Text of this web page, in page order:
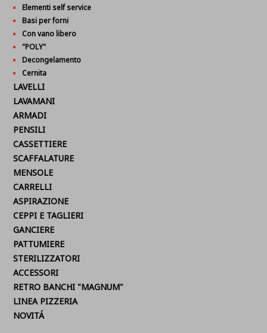
Elementi self service
Basi per forni
Con vano libero
"POLY"
Decongelamento
Cernita
LAVELLI
LAVAMANI
ARMADI
PENSILI
CASSETTIERE
SCAFFALATURE
MENSOLE
CARRELLI
ASPIRAZIONE
CEPPI E TAGLIERI
GANCIERE
PATTUMIERE
STERILIZZATORI
ACCESSORI
RETRO BANCHI "MAGNUM"
LINEA PIZZERIA
NOVITÁ